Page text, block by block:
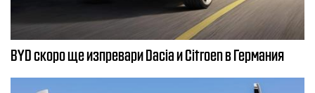
BYD скоро ще изпревари Dacia и Citroеn в Германия